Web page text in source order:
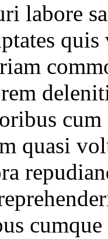
labore
cum
quasi